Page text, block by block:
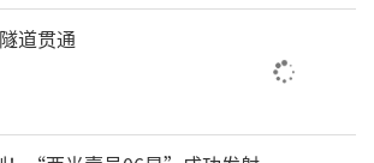
道贯通